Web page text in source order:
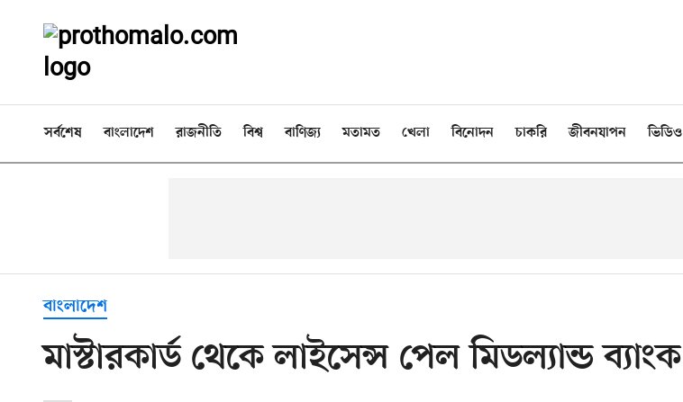
সর্বশেষ বাংলাদেশ রাজনীতি বিশ্ব বাণিজ্য মতামত খেলা বিনোদন চাকরি জীবনযাপন ভিডিও
বাংলাদেশ
মাস্টারকার্ড থেকে লাইসেন্স পেল মিডল্যান্ড ব্যাংক